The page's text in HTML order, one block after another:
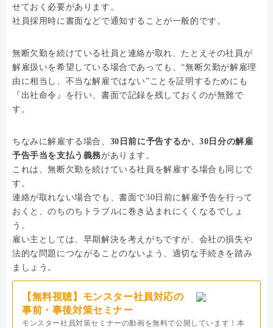
せておく必要があります。
社員採用時に書面などで通知することが一般的です。
無断欠勤を続けている社員と連絡が取れ、たとえその社員が
解雇扱いを希望している場合であっても、“無断欠勤が解雇理
由に相当し、不当な解雇ではない”ことを証明するためにも
『出社命令』を行い、書面で記録を残しておくのが無難で
す。
ちなみに解雇する場合、 30日前に予告するか、30日分の解雇
予告手当を支払う義務があります。
これは、無断欠勤を続けている社員を解雇する場合も同じで
す。
連絡が取れない場合でも、書面で30日前に解雇予告を行って
おくと、のちのちトラブルに巻き込まれにくくなるでしょ
う。
雇い主としては、早期解決を考えがちですが、会社の損失や
法的な問題につながることのないよう、適切な手続きを踏み
ましょう。
【無料視聴】モンスター社員対応の
事前・事後対策セミナー
モンスター社員対策セミナーの動画を無料で公開しています！本